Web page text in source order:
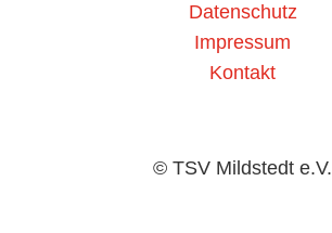
Datenschutz
Impressum
Kontakt
© TSV Mildstedt e.V.